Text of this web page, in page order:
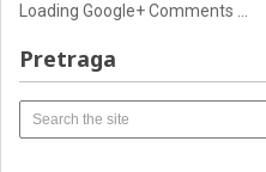
Loading Google+ Comments ...
Pretraga